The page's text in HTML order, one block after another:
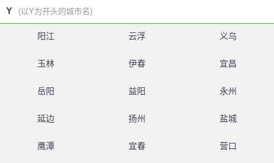
Y (以Y为开头的城市名)
阳江 云浮 义乌
玉林 伊春 宜昌
岳阳 益阳 永州
延边 扬州 盐城
鹰潭 宜春 营口